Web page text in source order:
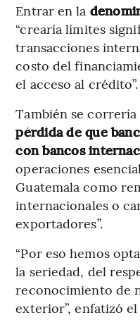
Entrar en la
“crearía límites
transacciones
costo del
el acceso al crédito”.
También se correría
pérdida de que
con bancos
operaciones
Guatemala como
internacionales o
exportadores”.
“Por eso hemos
la seriedad, del
reconocimiento de
exterior”, enfatizó